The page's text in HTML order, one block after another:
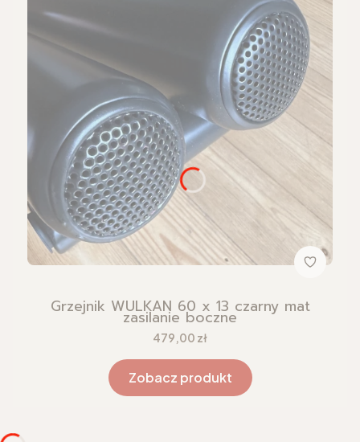
Grzejnik WULKAN 60 x 13 czarny mat
zasilanie boczne
Cena
479,00 zł
Zobacz produkt